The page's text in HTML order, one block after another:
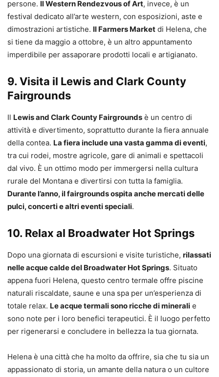
persone. Il Western Rendezvous of Art, invece, è un
festival dedicato all’arte western, con esposizioni, aste e
dimostrazioni artistiche. Il Farmers Market di Helena, che
si tiene da maggio a ottobre, è un altro appuntamento
imperdibile per assaporare prodotti locali e artigianato.
9. Visita il Lewis and Clark County
Fairgrounds
Il Lewis and Clark County Fairgrounds è un centro di
attività e divertimento, soprattutto durante la fiera annuale
della contea. La fiera include una vasta gamma di eventi,
tra cui rodei, mostre agricole, gare di animali e spettacoli
dal vivo. È un ottimo modo per immergersi nella cultura
rurale del Montana e divertirsi con tutta la famiglia.
Durante l’anno, il fairgrounds ospita anche mercati delle
pulci, concerti e altri eventi speciali.
10. Relax al Broadwater Hot Springs
Dopo una giornata di escursioni e visite turistiche, rilassati
nelle acque calde del Broadwater Hot Springs. Situato
appena fuori Helena, questo centro termale offre piscine
naturali riscaldate, saune e una spa per un’esperienza di
totale relax. Le acque termali sono ricche di minerali e
sono note per i loro benefici terapeutici. È il luogo perfetto
per rigenerarsi e concludere in bellezza la tua giornata.
Helena è una città che ha molto da offrire, sia che tu sia un
appassionato di storia, un amante della natura o un cultore